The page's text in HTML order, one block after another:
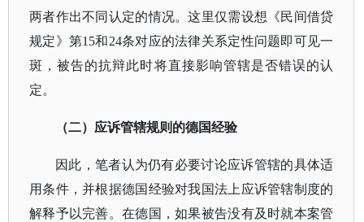
两者作出不同认定的情况。这里仅需设想《民间借贷
规定》第15和24条对应的法律关系定性问题即可见一
斑，被告的抗辩此时将直接影响管辖是否错误的认
定。
（二）应诉管辖规则的德国经验
因此，笔者认为仍有必要讨论应诉管辖的具体适
用条件，并根据德国经验对我国法上应诉管辖制度的
解释予以完善。在德国，如果被告没有及时就本案管